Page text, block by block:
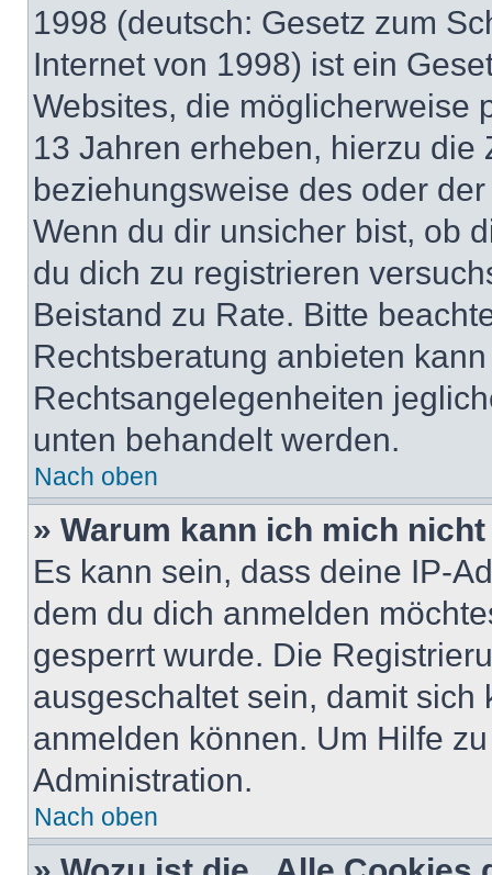
1998 (deutsch: Gesetz zum
Internet von 1998) ist ein
Websites, die möglicherweise
13 Jahren erheben, hierzu die
beziehungsweise des oder
Wenn du dir unsicher bist, ob
du dich zu registrieren
Beistand zu Rate. Bitte
Rechtsberatung anbieten
Rechtsangelegenheiten
unten behandelt werden.
Nach oben
» Warum kann ich mich
Es kann sein, dass deine IP-
dem du dich anmelden
gesperrt wurde. Die
ausgeschaltet sein, damit
anmelden können. Um Hilfe
Administration.
Nach oben